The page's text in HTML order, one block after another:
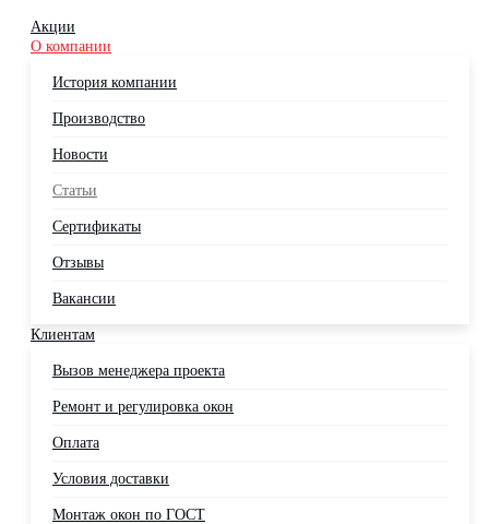
Акции
О компании
История компании
Производство
Новости
Статьи
Сертификаты
Отзывы
Вакансии
Клиентам
Вызов менеджера проекта
Ремонт и регулировка окон
Оплата
Условия доставки
Монтаж окон по ГОСТ